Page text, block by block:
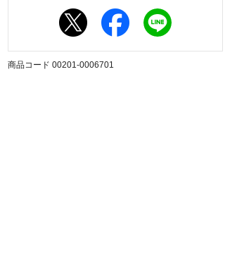
商品コード 00201-0006701